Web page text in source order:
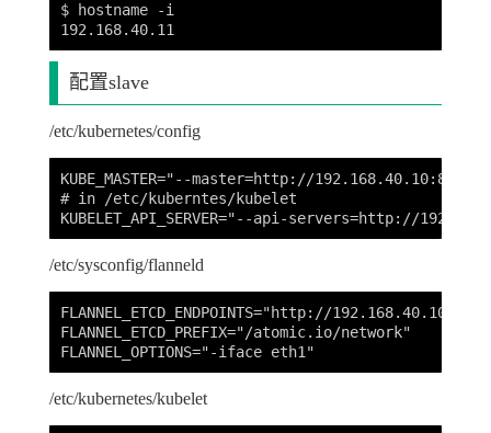
$ hostname -i
配置slave
/etc/kubernetes/config
KUBE_MASTER="--master=http://192.168.40.10:8080"
# in /etc/kuberntes/kubelet
/etc/sysconfig/flanneld
FLANNEL_ETCD_ENDPOINTS="http://
FLANNEL_ETCD_PREFIX="/atomic.io/network"
/etc/kubernetes/kubelet